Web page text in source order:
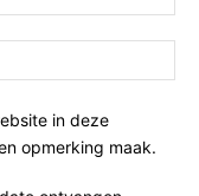
in deze
opmerking maak.